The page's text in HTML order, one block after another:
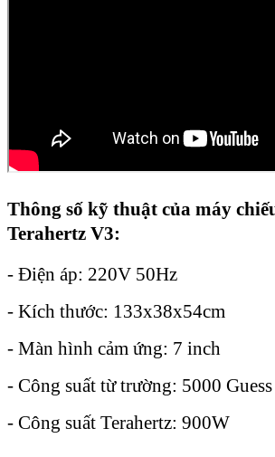
Thông số kỹ thuật của máy
Terahertz V3:
- Điện áp: 220V 50Hz
- Kích thước: 133x38x54cm
- Màn hình cảm ứng: 7 inch
- Công suất từ trường: 5000
- Công suất Terahertz: 900W